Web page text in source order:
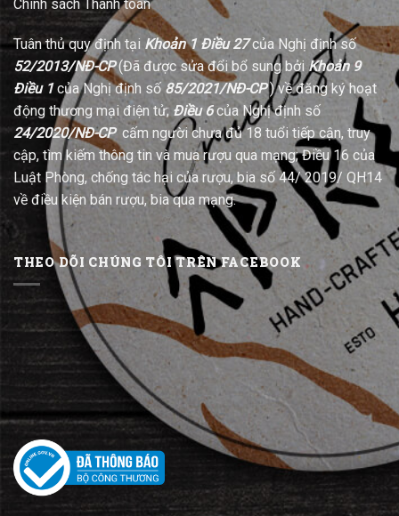
Chính sách Thanh toán
Tuân thủ quy định tại Khoản 1 Điều 27của Nghị định số
52/2013/NĐ-CP(Đã được sửa đổi bổ sung bởi Khoản 9
Điều 1của Nghị định số 85/2021/NĐ-CP) về đăng ký hoạt
động thương mại điện tử; Điều 6của Nghị định số
24/2020/NĐ-CPcấm người chưa đủ 18 tuổi tiếp cận, truy
cập, tìm kiếm thông tin và mua rượu qua mạng; Điều 16 của
Luật Phòng, chống tác hại của rượu, bia số 44/ 2019/ QH14
về điều kiện bán rượu, bia qua mạng.
THEO DÕI CHÚNG TÔI TRÊN FACEBOOK